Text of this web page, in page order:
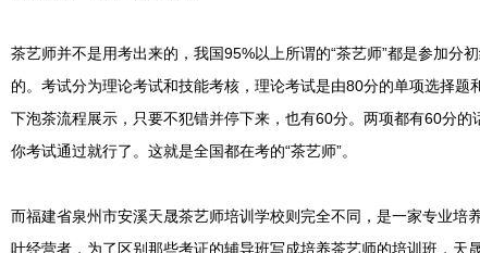
茶艺师并不是用考出来的，我国95%以上所谓的“茶艺师”都是参加
的。考试分为理论考试和技能考核，理论考试是由80分的单项选择
下泡茶流程展示，只要不犯错并停下来，也有60分。两项都有60分
你考试通过就行了。这就是全国都在考的“茶艺师”。
而福建省泉州市安溪天晟茶艺师培训学校则完全不同，是一家专业
叶经营者，为了区别那些考证的辅导班写成培养茶艺师的培训班，